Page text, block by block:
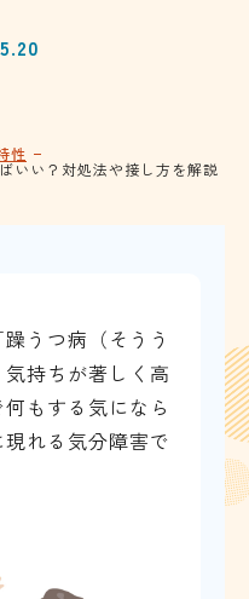
性
いい？対処法や接し方を解説
うつ病（そうう
持ちが著しく高
もする気になら
れる気分障害で